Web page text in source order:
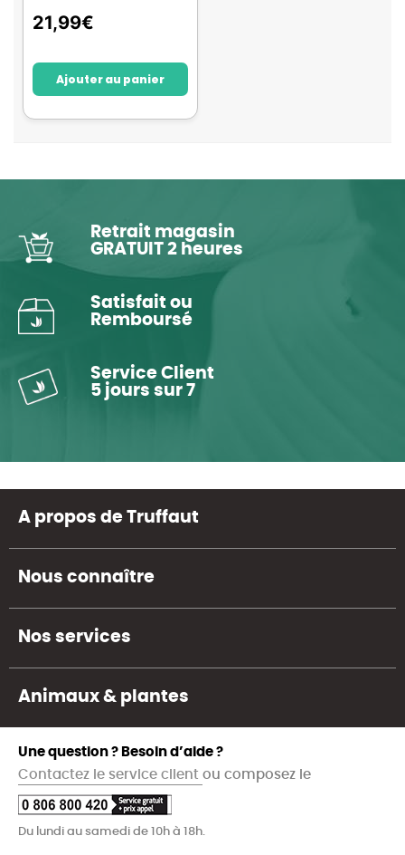
21,99€
Ajouter au panier
Retrait magasin
GRATUIT 2 heures
Satisfait ou
Remboursé
Service Client
5 jours sur 7
A propos de Truffaut
Nous connaître
Nos services
Animaux & plantes
Une question ? Besoin d’aide ?
Contactez le service client ou composez le
Du lundi au samedi de 10h à 18h.